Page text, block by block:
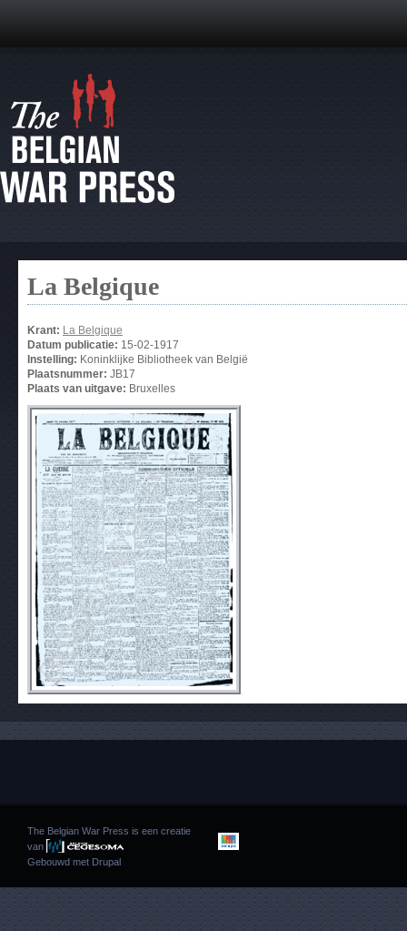
La Belgique
Krant: La Belgique
Datum publicatie: 15-02-1917
Instelling: Koninklijke Bibliotheek van België
Plaatsnummer: JB17
Plaats van uitgave: Bruxelles
The Belgian War Press is een creatie
van
Gebouwd met Drupal